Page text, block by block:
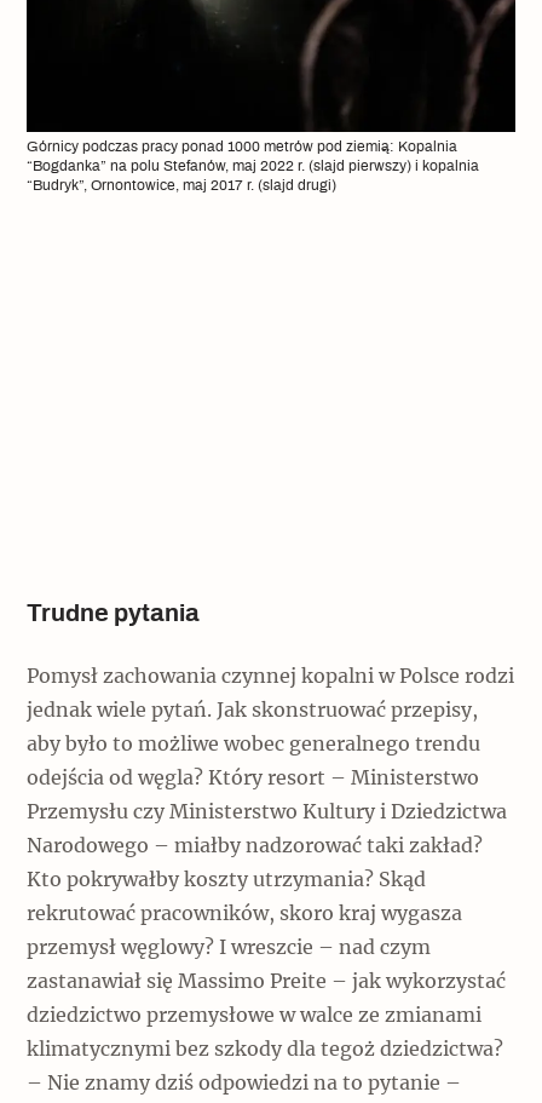
Górnicy podczas pracy ponad 1000 metrów pod ziemią: Kopalnia
“Bogdanka” na polu Stefanów, maj 2022 r. (slajd pierwszy) i kopalnia
“Budryk”, Ornontowice, maj 2017 r. (slajd drugi)
Trudne pytania
Pomysł zachowania czynnej kopalni w Polsce rodzi
jednak wiele pytań. Jak skonstruować przepisy,
aby było to możliwe wobec generalnego trendu
odejścia od węgla? Który resort – Ministerstwo
Przemysłu czy Ministerstwo Kultury i Dziedzictwa
Narodowego – miałby nadzorować taki zakład?
Kto pokrywałby koszty utrzymania? Skąd
rekrutować pracowników, skoro kraj wygasza
przemysł węglowy? I wreszcie – nad czym
zastanawiał się Massimo Preite – jak wykorzystać
dziedzictwo przemysłowe w walce ze zmianami
klimatycznymi bez szkody dla tegoż dziedzictwa?
– Nie znamy dziś odpowiedzi na to pytanie –